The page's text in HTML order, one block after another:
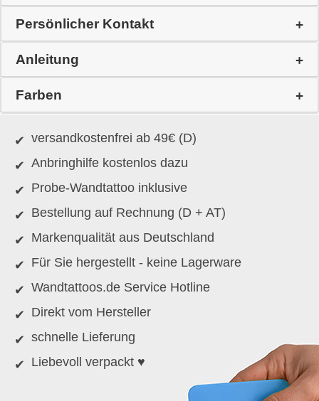
Persönlicher Kontakt
Anleitung
Farben
versandkostenfrei ab 49€ (D)
Anbringhilfe kostenlos dazu
Probe-Wandtattoo inklusive
Bestellung auf Rechnung (D + AT)
Markenqualität aus Deutschland
Für Sie hergestellt - keine Lagerware
Wandtattoos.de Service Hotline
Direkt vom Hersteller
schnelle Lieferung
Liebevoll verpackt ♥